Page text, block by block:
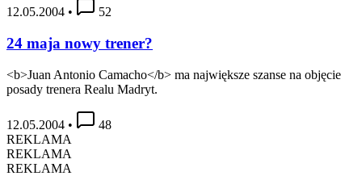
12.05.2004 • 52
24 maja nowy trener?
<b>Juan Antonio Camacho</b> ma największe szanse na objęcie
posady trenera Realu Madryt.
12.05.2004 •
48
REKLAMA
REKLAMA
REKLAMA